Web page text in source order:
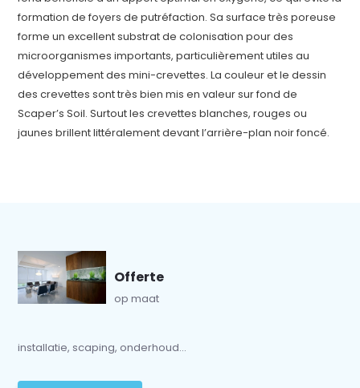
formation de foyers de putréfaction. Sa surface très poreuse
forme un excellent substrat de colonisation pour des
microorganismes importants, particulièrement utiles au
développement des mini-crevettes. La couleur et le dessin
des crevettes sont très bien mis en valeur sur fond de
Scaper’s Soil. Surtout les crevettes blanches, rouges ou
jaunes brillent littéralement devant l’arrière-plan noir foncé.
Offerte
op maat
installatie, scaping, onderhoud...